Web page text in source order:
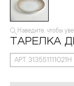
Наведите, чтобы
ТАРЕЛКА
АРТ. 313551111021Н